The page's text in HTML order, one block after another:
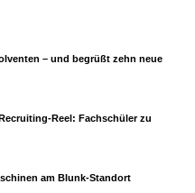
– und begrüßt zehn neue
Reel: Fachschüler zu
am Blunk-Standort